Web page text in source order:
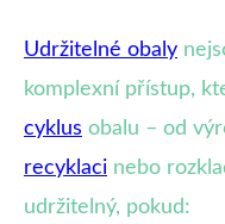
Udržitelné obaly
komplexní přístup,
cyklus obalu – od
recyklaci nebo
udržitelný, pokud: